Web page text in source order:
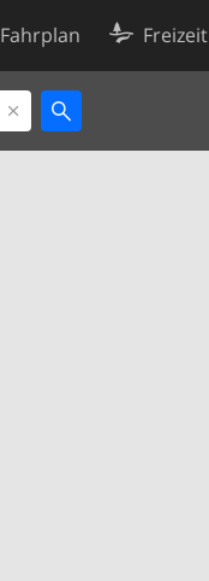
Fahrplan Freizeit
Cookie-Richtlinie
Cookie-Einstellungen